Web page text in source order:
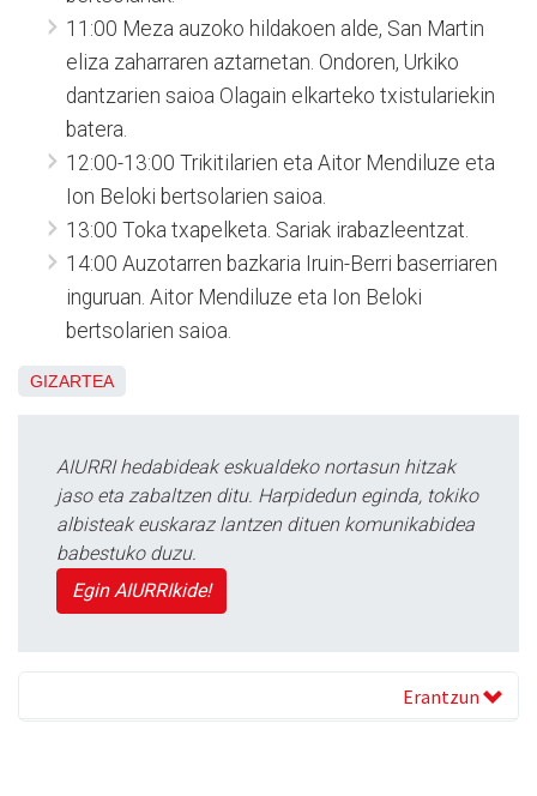
11:00 Meza auzoko hildakoen alde, San Martin
eliza zaharraren aztarnetan. Ondoren, Urkiko
dantzarien saioa Olagain elkarteko txistulariekin
batera.
12:00-13:00 Trikitilarien eta Aitor Mendiluze eta
Ion Beloki bertsolarien saioa.
13:00 Toka txapelketa. Sariak irabazleentzat.
14:00 Auzotarren bazkaria Iruin-Berri baserriaren
inguruan. Aitor Mendiluze eta Ion Beloki
bertsolarien saioa.
GIZARTEA
AIURRI hedabideak eskualdeko nortasun hitzak
jaso eta zabaltzen ditu. Harpidedun eginda, tokiko
albisteak euskaraz lantzen dituen komunikabidea
babestuko duzu.
Egin AIURRIkide!
Erantzun